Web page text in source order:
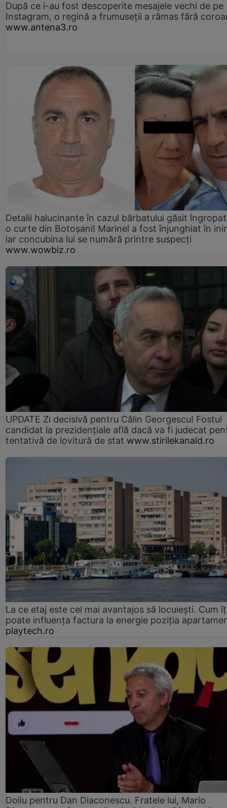
După ce i-au fost descoperite mesajele vechi de pe
Instagram, o regină a frumuseții a rămas fără
www.antena3.ro
Detalii halucinante în cazul bărbatului găsit
o curte din Botoșani! Marinel a fost înjunghiat în
iar concubina lui se numără printre suspecți
www.wowbiz.ro
UPDATE Zi decisivă pentru Călin Georgescu! Fostul
candidat la prezidențiale află dacă va fi judecat
tentativă de lovitură de stat www.stirilekanald.ro
La ce etaj este cel mai avantajos să locuiești. Cum
poate influența factura la energie poziția
playtech.ro
Doliu pentru Dan Diaconescu. Fratele lui, Mario